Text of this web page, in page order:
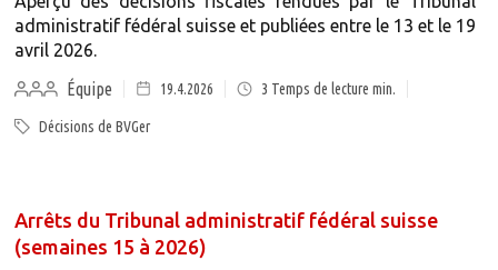
administratif fédéral suisse et publiées entre le 13 et le 19
avril 2026.
Équipe
19.4.2026 3 Temps de lecture min.
Décisions de BVGer
Arrêts du Tribunal administratif fédéral suisse
(semaines 15 à 2026)